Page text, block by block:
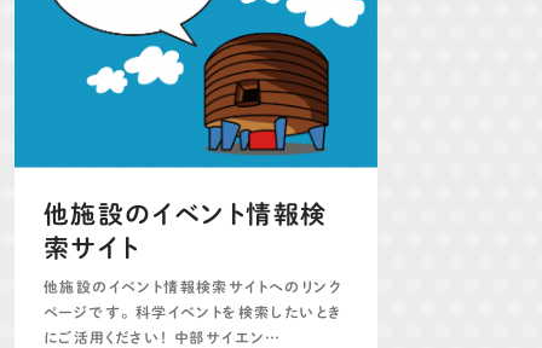
他施設のイベント情報検
索サイト
他施設のイベント情報検索サイトへのリンク
ページです。 科学イベントを検索したいとき
にご活用ください！ 中部サイエン…